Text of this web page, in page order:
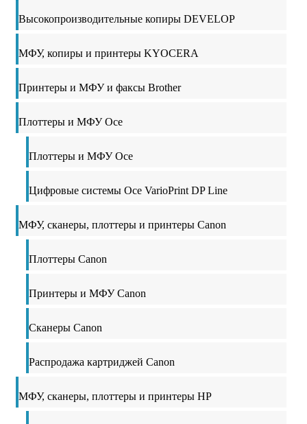
Высокопроизводительные копиры DEVELOP
МФУ, копиры и принтеры KYOCERA
Принтеры и МФУ и факсы Brother
Плоттеры и МФУ Oce
Плоттеры и МФУ Oce
Цифровые системы Oce VarioPrint DP Line
МФУ, сканеры, плоттеры и принтеры Canon
Плоттеры Canon
Принтеры и МФУ Canon
Сканеры Canon
Распродажа картриджей Canon
МФУ, сканеры, плоттеры и принтеры HP